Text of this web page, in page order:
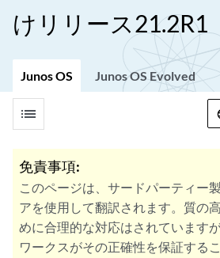
けリリース21.2R1
Junos OS Junos OS Evolved
list
免責事項:
このページは、サードパーティー
アを使用して翻訳されます。質の
めに合理的な対応はされています
ワークスがその正確性を保証する